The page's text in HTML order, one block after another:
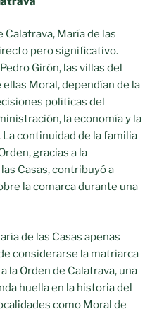
Calatrava, María de las
pero significativo.
Girón, las villas del
Moral, dependían de la
políticas del
la economía y la
continuidad de la familia
gracias a la
Casas, contribuyó a
la comarca durante una
de las Casas apenas
considerarse la matriarca
la Orden de Calatrava, una
huella en la historia del
como Moral de